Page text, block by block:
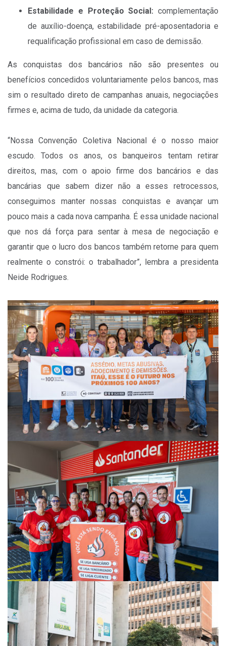
Estabilidade e Proteção Social: complementação
de auxílio-doença, estabilidade pré-aposentadoria e
requalificação profissional em caso de demissão.
As conquistas dos bancários não são presentes ou
benefícios concedidos voluntariamente pelos bancos, mas
sim o resultado direto de campanhas anuais, negociações
firmes e, acima de tudo, da unidade da categoria.
“Nossa Convenção Coletiva Nacional é o nosso maior
escudo. Todos os anos, os banqueiros tentam retirar
direitos, mas, com o apoio firme dos bancários e das
bancárias que sabem dizer não a esses retrocessos,
conseguimos manter nossas conquistas e avançar um
pouco mais a cada nova campanha. É essa unidade nacional
que nos dá força para sentar à mesa de negociação e
garantir que o lucro dos bancos também retorne para quem
realmente o constrói: o trabalhador”, lembra a presidenta
Neide Rodrigues.